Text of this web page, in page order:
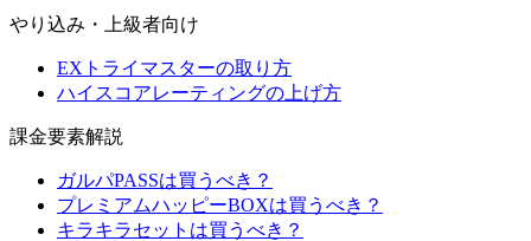
やり込み・上級者向け
EXトライマスターの取り方
ハイスコアレーティングの上げ方
課金要素解説
ガルパPASSは買うべき？
プレミアムハッピーBOXは買うべき？
キラキラセットは買うべき？